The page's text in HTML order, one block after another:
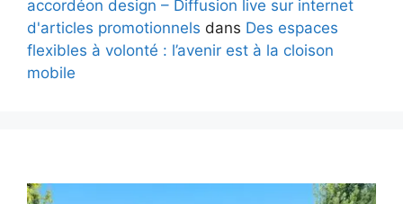
accordéon design – Diffusion live sur internet
d'articles promotionnels dans Des espaces
flexibles à volonté : l’avenir est à la cloison
mobile